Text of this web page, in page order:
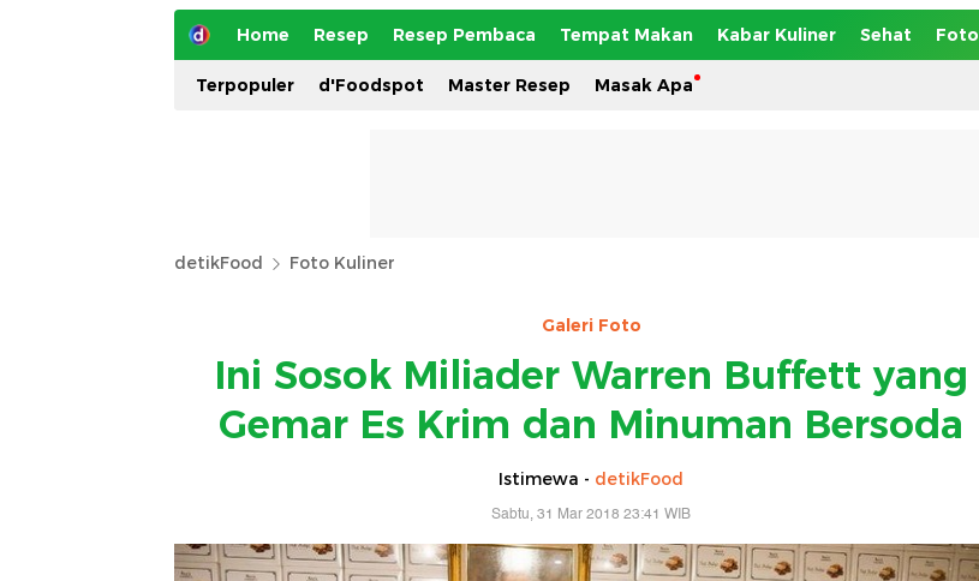
Home Resep Resep Pembaca Tempat Makan Kabar Kuliner Sehat Foto
Terpopuler d'Foodspot Master Resep Masak Apa
detikFood Foto Kuliner
Galeri Foto
Ini Sosok Miliader Warren Buffett yang
Gemar Es Krim dan Minuman Bersoda
Istimewa - detikFood
Sabtu, 31 Mar 2018 23:41 WIB